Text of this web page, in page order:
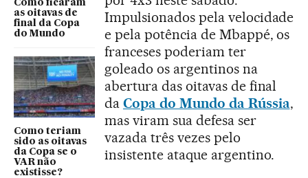
Como ficaram
as oitavas de
final da Copa
do Mundo
Como teriam
sido as oitavas
da Copa se o
VAR não
existisse?
Impulsionados pela velocidade
e pela potência de Mbappé, os
franceses poderiam ter
goleado os argentinos na
abertura das oitavas de final
da Copa do Mundo da Rússia,
mas viram sua defesa ser
vazada três vezes pelo
insistente ataque argentino.